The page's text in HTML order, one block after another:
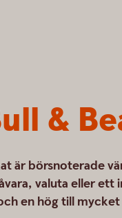
&
är börsnoterade
valuta eller
en hög till